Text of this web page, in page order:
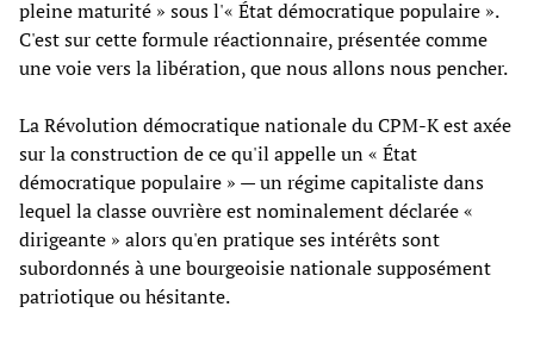
pleine maturité » sous l'« État démocratique populaire ».
C'est sur cette formule réactionnaire, présentée comme
une voie vers la libération, que nous allons nous pencher.
La Révolution démocratique nationale du CPM-K est axée
sur la construction de ce qu'il appelle un « État
démocratique populaire » — un régime capitaliste dans
lequel la classe ouvrière est nominalement déclarée «
dirigeante » alors qu'en pratique ses intérêts sont
subordonnés à une bourgeoisie nationale supposément
patriotique ou hésitante.